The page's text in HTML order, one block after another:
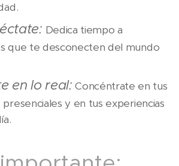
Dedica tiempo a
que te desconecten del mundo
en lo real: Concéntrate en tus
presenciales y en tus experiencias